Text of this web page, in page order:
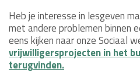
Heb je interesse in lesgeven
met andere problemen binnen
eens kijken naar onze Sociaal
vrijwilligersprojecten in het
terugvinden.